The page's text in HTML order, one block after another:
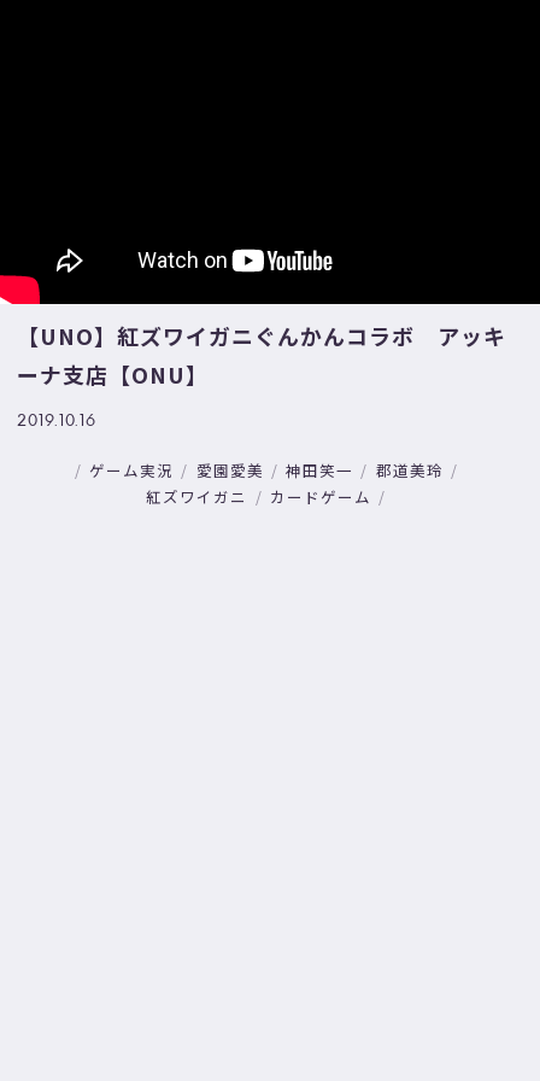
【UNO】紅ズワイガニぐんかんコラボ アッキ
ーナ支店【ONU】
2019.10.16
ゲーム実況 愛園愛美 神田笑一
郡道美玲
紅ズワイガニ
カードゲーム